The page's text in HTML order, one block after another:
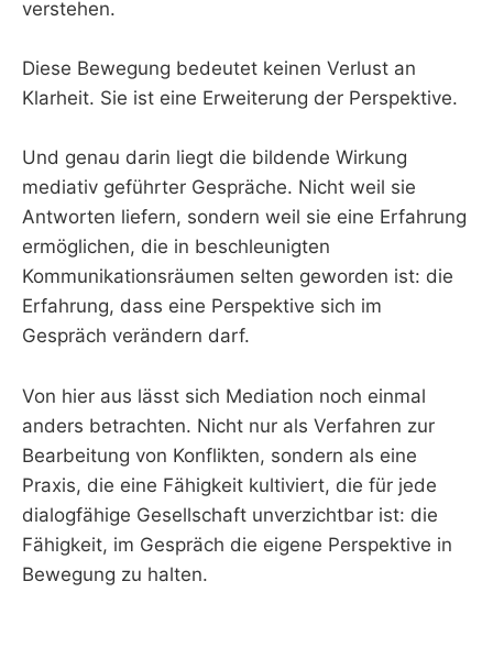
verstehen.
Diese Bewegung bedeutet keinen Verlust an
Klarheit. Sie ist eine Erweiterung der Perspektive.
Und genau darin liegt die bildende Wirkung
mediativ geführter Gespräche. Nicht weil sie
Antworten liefern, sondern weil sie eine Erfahrung
ermöglichen, die in beschleunigten
Kommunikationsräumen selten geworden ist: die
Erfahrung, dass eine Perspektive sich im
Gespräch verändern darf.
Von hier aus lässt sich Mediation noch einmal
anders betrachten. Nicht nur als Verfahren zur
Bearbeitung von Konflikten, sondern als eine
Praxis, die eine Fähigkeit kultiviert, die für jede
dialogfähige Gesellschaft unverzichtbar ist: die
Fähigkeit, im Gespräch die eigene Perspektive in
Bewegung zu halten.